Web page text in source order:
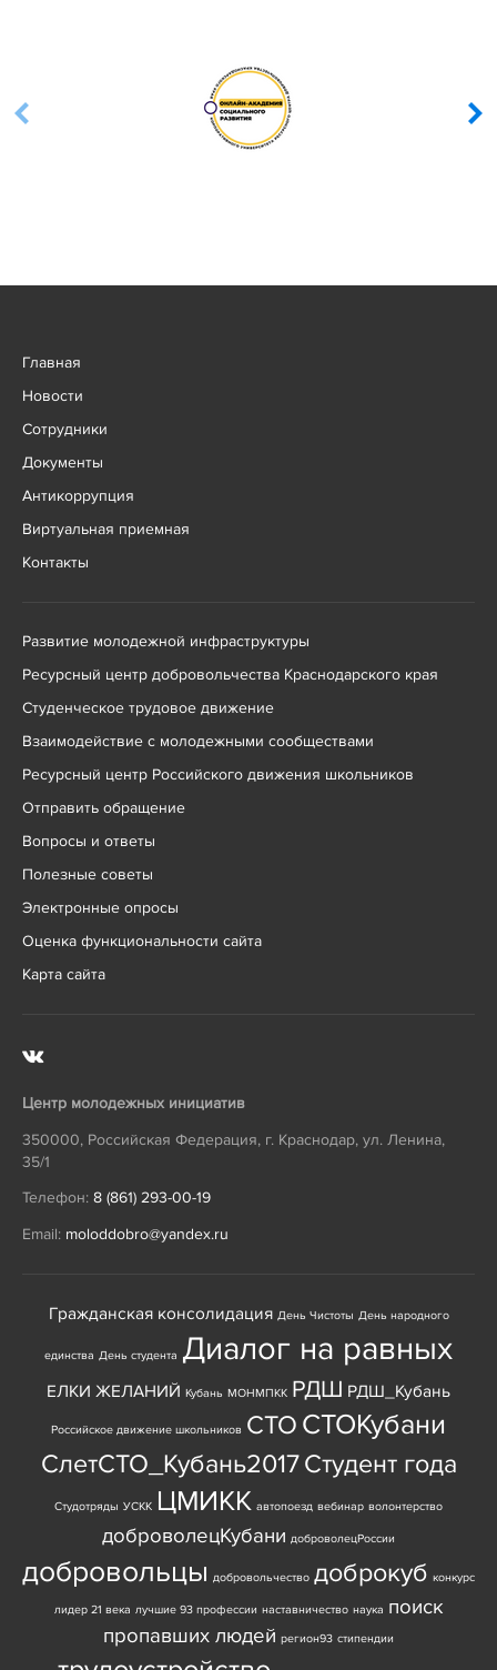
Главная
Новости
Сотрудники
Документы
Антикоррупция
Виртуальная приемная
Контакты
Развитие молодежной инфраструктуры
Ресурсный центр добровольчества Краснодарского края
Студенческое трудовое движение
Взаимодействие с молодежными сообществами
Ресурсный центр Российского движения школьников
Отправить обращение
Вопросы и ответы
Полезные советы
Электронные опросы
Оценка функциональности сайта
Карта сайта
Центр молодежных инициатив
350000, Российская Федерация, г. Краснодар, ул. Ленина,
35/1
Телефон: 8 (861) 293-00-19
Email: moloddobro@yandex.ru
Гражданская консолидация День Чистоты День народного
единства День студента Диалог на равных
ЕЛКИ ЖЕЛАНИЙ Кубань МОНМПКК РДШ РДШ_Кубань
Российское движение школьников СТО СТОКубани
СлетСТО_Кубань2017Студент года
Студотряды УСКК ЦМИКК автопоезд вебинар волонтерство
доброволецКубани доброволецРоссии
добровольцы добровольчество доброкуб конкурс
лидер 21 века лучшие 93 профессии наставничество наука поиск
пропавших людей регион93 стипендии